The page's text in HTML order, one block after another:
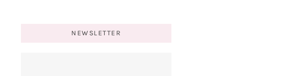
NEWSLETTER